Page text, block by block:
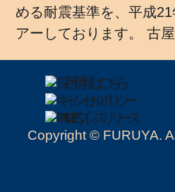
める耐震基準を、平成
アーしております。 古
Copyright © FURUYA.